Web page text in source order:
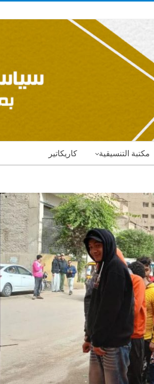
كاريكاتير مكتبة التنسيقية